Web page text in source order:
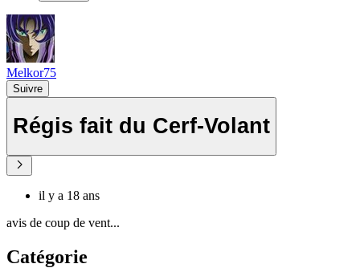
Melkor75
Suivre
Régis fait du Cerf-Volant
il y a 18 ans
avis de coup de vent...
Catégorie